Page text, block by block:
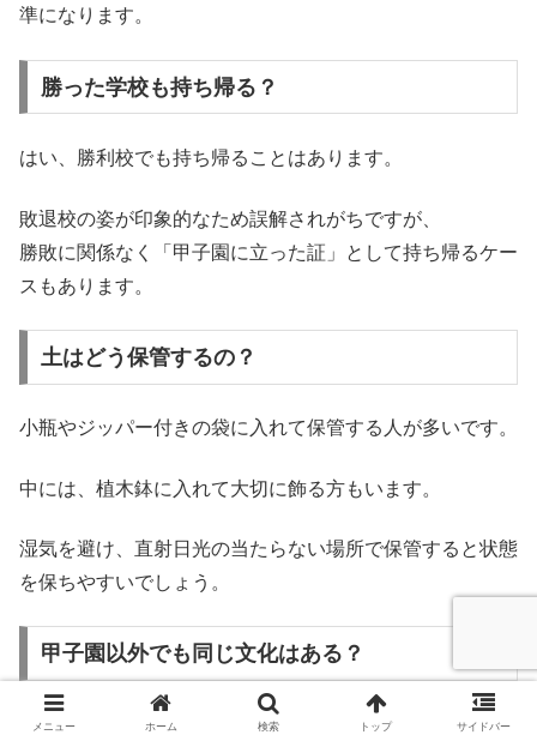
準になります。
勝った学校も持ち帰る？
はい、勝利校でも持ち帰ることはあります。
敗退校の姿が印象的なため誤解されがちですが、
勝敗に関係なく「甲子園に立った証」として持ち帰るケー
スもあります。
土はどう保管するの？
小瓶やジッパー付きの袋に入れて保管する人が多いです。
中には、植木鉢に入れて大切に飾る方もいます。
湿気を避け、直射日光の当たらない場所で保管すると状態
を保ちやすいでしょう。
甲子園以外でも同じ文化はある？
他の大会では、ほとんど見られません。
メニュー ホーム 検索 トップ サイドバー